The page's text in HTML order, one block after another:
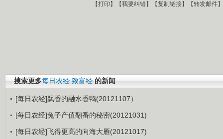
【打印 】【我要纠错】【复制链接】【转发邮件
搜索更多每日农经 致富经 的新闻
[每日农经]飘香的融水香鸭(20121107）
[每日农经]兔子产值翻番的秘密(20121031)
[每日农经]飞得更高的向海大雁(20121017)